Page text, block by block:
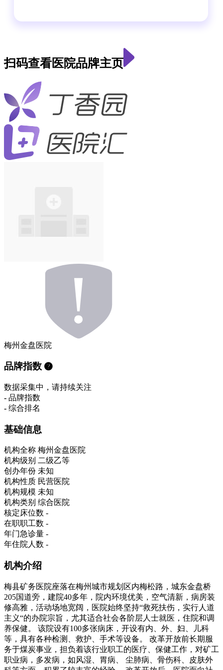
扫码查看医院品牌主页
梅州金盘医院
品牌指数
数据采集中，请持续关注
- 品牌指数
- 综合排名
基础信息
机构全称 梅州金盘医院
机构级别 二级乙等
创办年份 未知
机构性质 民营医院
机构规模 未知
机构类别 综合医院
核定床位数 -
在职职工数 -
年门急诊量 -
年住院人数 -
机构介绍
梅县矿务医院座落在梅州城市规划区内梅松路，城东金盘桥
205国道旁，建院40多年，院内环境优美，空气清新，病房装
修高雅，活动场地宽阔，医院始终坚持“救死扶伤，实行人道
主义“的办院宗旨，尤其适合社会各阶层人士就医，住院和调
养保健。 该院设有100多张病床，开设有内、外、妇、儿科
等，具有各种检测、救护、手术等设备。 改革开放前长期服
务于煤炭事业，担负着该行业职工的医疗、保健工作，对矿工
职业病，多发病，如风湿、胃病、 尘肺病、骨伤科、皮肤外